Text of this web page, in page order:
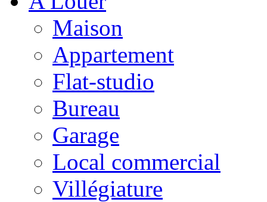
Maison
Appartement
Flat-studio
Bureau
Garage
Local commercial
Villégiature